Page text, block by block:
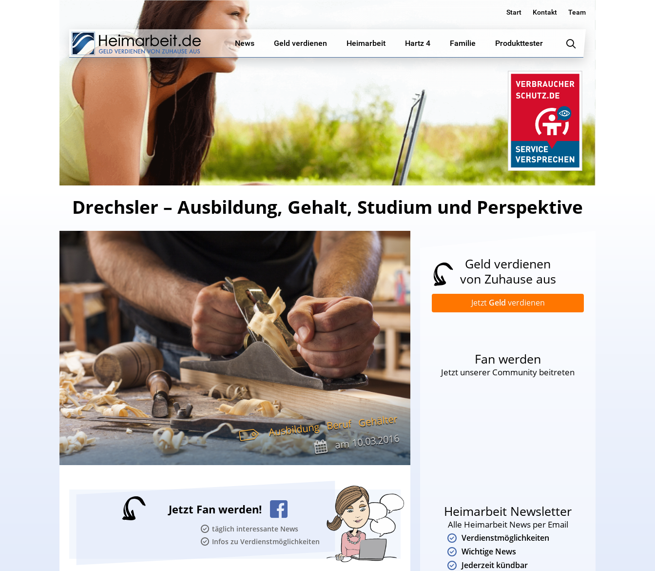
Start Kontakt Team
News Geld verdienen Heimarbeit Hartz 4 Familie Produkttester
Drechsler – Ausbildung, Gehalt, Studium und Perspektive
Ausbildung Beruf Gehälter
am10.03.2016
Jetzt Fan werden!
täglich interessante News
Infos zu Verdienstmöglichkeiten
Geld verdienen
von Zuhause aus
Jetzt Geld verdienen
Fan werden
Jetzt unserer Community beitreten
Heimarbeit Newsletter
Alle Heimarbeit News per Email
Verdienstmöglichkeiten
Wichtige News
Jederzeit kündbar